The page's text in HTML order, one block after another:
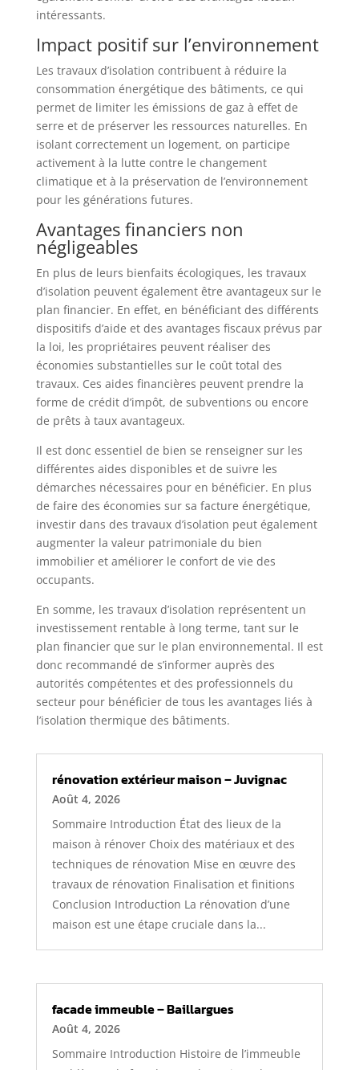
intéressants.
Impact positif sur l’environnement
Les travaux d’isolation contribuent à réduire la
consommation énergétique des bâtiments, ce qui
permet de limiter les émissions de gaz à effet de
serre et de préserver les ressources naturelles. En
isolant correctement un logement, on participe
activement à la lutte contre le changement
climatique et à la préservation de l’environnement
pour les générations futures.
Avantages financiers non
négligeables
En plus de leurs bienfaits écologiques, les travaux
d’isolation peuvent également être avantageux sur le
plan financier. En effet, en bénéficiant des différents
dispositifs d’aide et des avantages fiscaux prévus par
la loi, les propriétaires peuvent réaliser des
économies substantielles sur le coût total des
travaux. Ces aides financières peuvent prendre la
forme de crédit d’impôt, de subventions ou encore
de prêts à taux avantageux.
Il est donc essentiel de bien se renseigner sur les
différentes aides disponibles et de suivre les
démarches nécessaires pour en bénéficier. En plus
de faire des économies sur sa facture énergétique,
investir dans des travaux d’isolation peut également
augmenter la valeur patrimoniale du bien
immobilier et améliorer le confort de vie des
occupants.
En somme, les travaux d’isolation représentent un
investissement rentable à long terme, tant sur le
plan financier que sur le plan environnemental. Il est
donc recommandé de s’informer auprès des
autorités compétentes et des professionnels du
secteur pour bénéficier de tous les avantages liés à
l’isolation thermique des bâtiments.
rénovation extérieur maison – Juvignac
Août 4, 2026
Sommaire Introduction État des lieux de la
maison à rénover Choix des matériaux et des
techniques de rénovation Mise en œuvre des
travaux de rénovation Finalisation et finitions
Conclusion Introduction La rénovation d’une
maison est une étape cruciale dans la...
facade immeuble – Baillargues
Août 4, 2026
Sommaire Introduction Histoire de l’immeuble